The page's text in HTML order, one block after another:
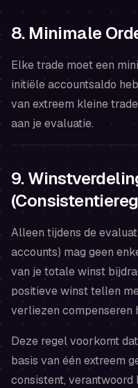
8. Minimale
Elke trade moet een
initiële accountsaldo
van extreem kleine
aan je evaluatie.
9.
Alleen tijdens de
accounts) mag geen
van je totale winst
positieve winst tellen
verliezen compenseren
Deze regel voorkomt
basis van één extreem
consistent, verantwoord